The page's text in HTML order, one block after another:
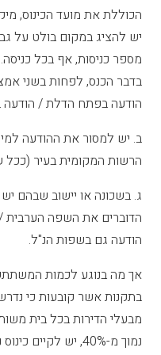
הכוללת את מועד הכינוס,
יש להציג במקום בולט על גבי
מספר כניסות, אף בכל
בדבר הכנס, לפחות בשני
הודעה בפתח הדלת / הודעה
ב. יש למסור את ההודעה
הרשות המקומית בעיר (ככל
ג. בשכונה או יישוב שבהם
הדוברים את השפה הערבית
הודעה גם בשפות הנ"ל.
אך מה בנוגע לכמות
מבעלי הדירות בכל בית
נמוך מ-40%, יש